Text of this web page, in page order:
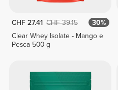
CHF 27.41 CHF 39.15
30%
Clear Whey Isolate - Mango e
Pesca 500 g